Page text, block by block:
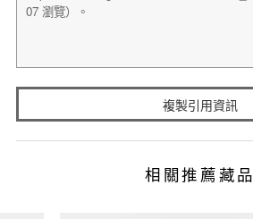
複製引用資訊
相關推薦藏品